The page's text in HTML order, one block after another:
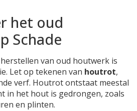
het oud
Schade
van oud houtwerk is
Let op tekenen van houtrot,
verf. Houtrot ontstaat meestal
in het hout is gedrongen, zoals
en plinten.